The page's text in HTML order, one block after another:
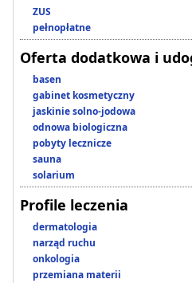
ZUS
pełnopłatne
Oferta dodatkowa i
basen
gabinet kosmetyczny
jaskinie solno-jodowa
odnowa biologiczna
pobyty lecznicze
sauna
solarium
Profile leczenia
dermatologia
narząd ruchu
onkologia
przemiana materii